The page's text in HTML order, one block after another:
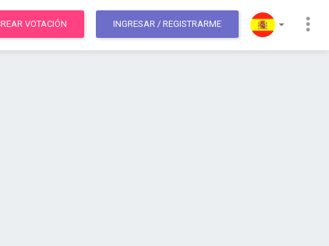
VOTACIÓN INGRESAR / REGISTRARME